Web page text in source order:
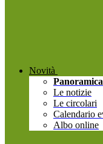
Novità
Panoramica
Le notizie
Le circolari
Calendario
Albo online